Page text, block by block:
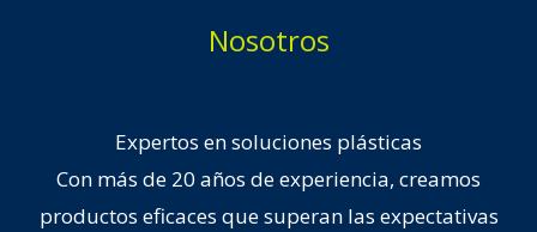
Nosotros
Expertos en soluciones plásticas
Con más de 20 años de experiencia, creamos
productos eficaces que superan las expectativas